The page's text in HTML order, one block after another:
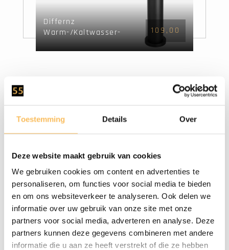
Toestemming Details Over
Deze website maakt gebruik van cookies
We gebruiken cookies om content en advertenties te
personaliseren, om functies voor social media te bieden
en om ons websiteverkeer te analyseren. Ook delen we
informatie over uw gebruik van onze site met onze
partners voor social media, adverteren en analyse. Deze
partners kunnen deze gegevens combineren met andere
informatie die u aan ze heeft verstrekt of die ze hebben
Differnz
Warm-/Kaltwasser-
Mischbatterie - matt
schwarz
109,00
Differnz
Warm-/Kaltwasser-
Mischbatterie -
Mattchrom
109,00